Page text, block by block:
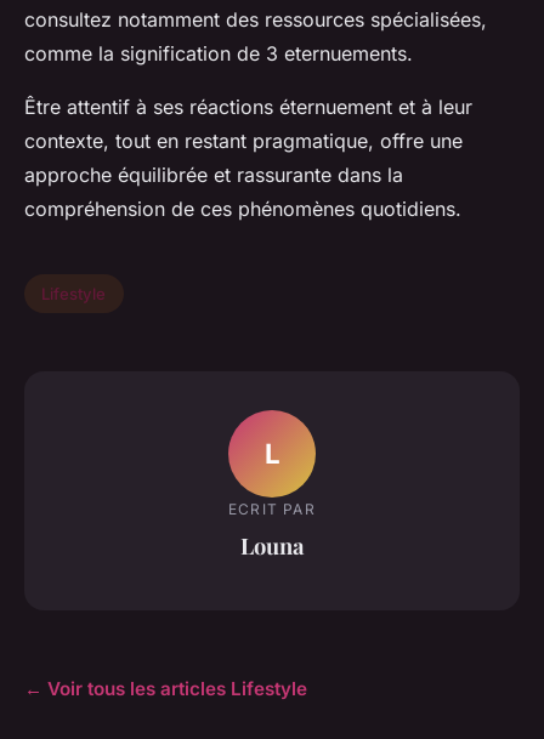
consultez notamment des ressources spécialisées,
comme la signification de 3 eternuements.
Être attentif à ses réactions éternuement et à leur
contexte, tout en restant pragmatique, offre une
approche équilibrée et rassurante dans la
compréhension de ces phénomènes quotidiens.
Lifestyle
L
ECRIT PAR
Louna
← Voir tous les articles Lifestyle